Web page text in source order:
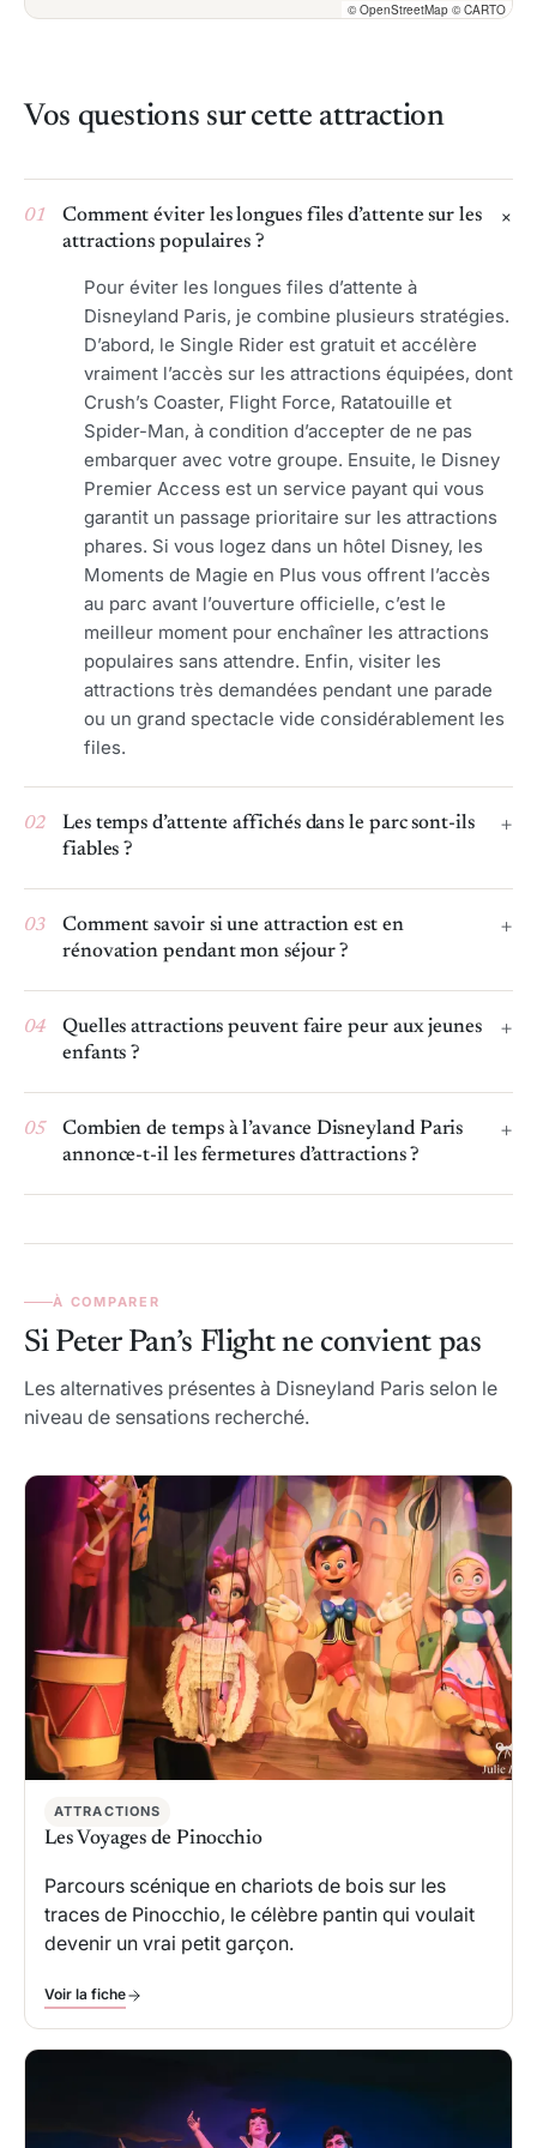
© OpenStreetMap © CARTO
Vos questions sur cette attraction
01
Comment éviter les longues files d’attente sur les
attractions populaires ?
Pour éviter les longues files d’attente à
Disneyland Paris, je combine plusieurs stratégies.
D’abord, le Single Rider est gratuit et accélère
vraiment l’accès sur les attractions équipées, dont
Crush’s Coaster, Flight Force, Ratatouille et
Spider-Man, à condition d’accepter de ne pas
embarquer avec votre groupe. Ensuite, le Disney
Premier Access est un service payant qui vous
garantit un passage prioritaire sur les attractions
phares. Si vous logez dans un hôtel Disney, les
Moments de Magie en Plus vous offrent l’accès
au parc avant l’ouverture officielle, c’est le
meilleur moment pour enchaîner les attractions
populaires sans attendre. Enfin, visiter les
attractions très demandées pendant une parade
ou un grand spectacle vide considérablement les
files.
02
Les temps d’attente affichés dans le parc sont-ils
fiables ?
03
Comment savoir si une attraction est en
rénovation pendant mon séjour ?
04
Quelles attractions peuvent faire peur aux jeunes
enfants ?
05
Combien de temps à l’avance Disneyland Paris
annonce-t-il les fermetures d’attractions ?
À COMPARER
Si Peter Pan’s Flight ne convient pas
Les alternatives présentes à Disneyland Paris selon le
niveau de sensations recherché.
ATTRACTIONS
Les Voyages de Pinocchio
Parcours scénique en chariots de bois sur les
traces de Pinocchio, le célèbre pantin qui voulait
devenir un vrai petit garçon.
Voir la fiche